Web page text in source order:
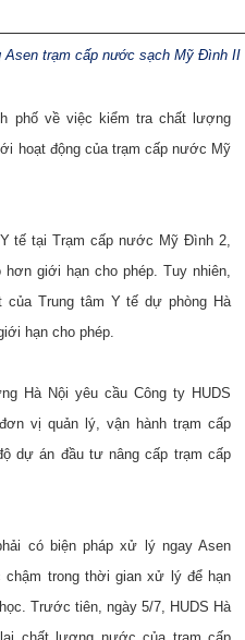
Asen trạm cấp nước sạch Mỹ Đình II
phố về việc kiểm tra chất lượng
hoạt động của trạm cấp nước Mỹ
tế tại Trạm cấp nước Mỹ Đình 2,
giới hạn cho phép. Tuy nhiên,
của Trung tâm Y tế dự phòng Hà
hạn cho phép.
Hà Nội yêu cầu Công ty HUDS
vị quản lý, vận hành trạm cấp
dự án đầu tư nâng cấp trạm cấp
có biện pháp xử lý ngay Asen
trong thời gian xử lý để hạn
Trước tiên, ngày 5/7, HUDS Hà